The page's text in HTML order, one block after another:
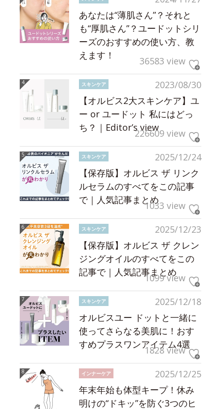
あなたは“薄肌さん”？それと
も“厚肌さん”？ユードットシリ
ーズのおすすめの使い方、教
えます！
36583 view
2023/08/30
スキンケア
【オルビス2大スキンケア】ユ
ー or ユードット 私にはどっ
ち？｜Editor’s view226609 view
2025/12/24
スキンケア
【保存版】オルビス ザ リンク
ルセラムのすべてをこの記事
で｜人気記事まとめ1033 view
2025/12/23
スキンケア
【保存版】オルビス ザ クレン
ジングオイルのすべてをこの
記事で｜人気記事まとめ
1099 view
2025/12/18
スキンケア
オルビスユー ドットと一緒に
使ってさらなる美肌に！おす
すめプラスワンアイテム4選
1828 view
2025/12/25
インナーケア
年末年始も体型キープ！休み
明けの“ドキッ”を防ぐ3つのヒ